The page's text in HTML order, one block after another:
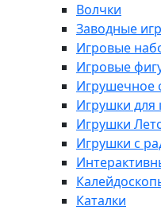
Волчки
Заводные
Игровые
Игровые
Игрушечное
Игрушки для
Игрушки
Игрушки с
Каталки